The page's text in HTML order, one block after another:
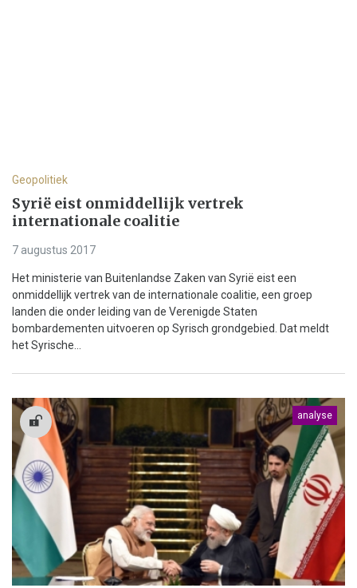
Geopolitiek
Syrië eist onmiddellijk vertrek
internationale coalitie
7 augustus 2017
Het ministerie van Buitenlandse Zaken van Syrië eist een
onmiddellijk vertrek van de internationale coalitie, een groep
landen die onder leiding van de Verenigde Staten
bombardementen uitvoeren op Syrisch grondgebied. Dat meldt
het Syrische...
analyse